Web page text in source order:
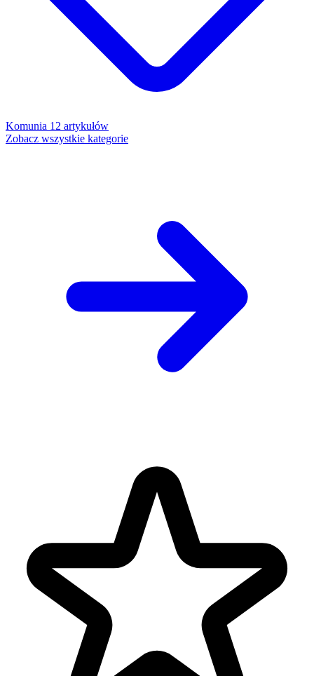
Komunia 12 artykułów
Zobacz wszystkie kategorie